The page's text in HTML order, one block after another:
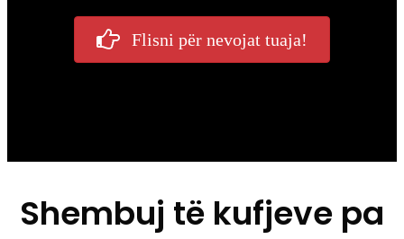
Flisni për nevojat tuaja!
Shembuj të kufjeve pa